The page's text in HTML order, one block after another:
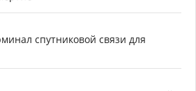
спутниковой связи для